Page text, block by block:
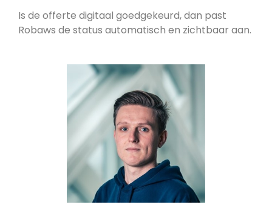
Is de offerte digitaal goedgekeurd, dan past
Robaws de status automatisch en zichtbaar aan.